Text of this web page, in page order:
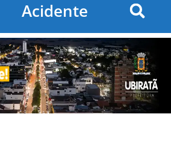
Acidente